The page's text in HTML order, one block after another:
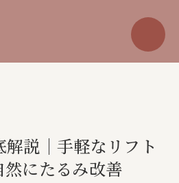
説｜手軽なリフト
然にたるみ改善